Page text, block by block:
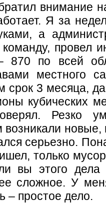
внимание
Я за
а
провел
870 по всей
местного
срок 3 месяца,
кубических
Резко
возникали
серьезно.
только
вы этого
сложное. У
– простое дело.